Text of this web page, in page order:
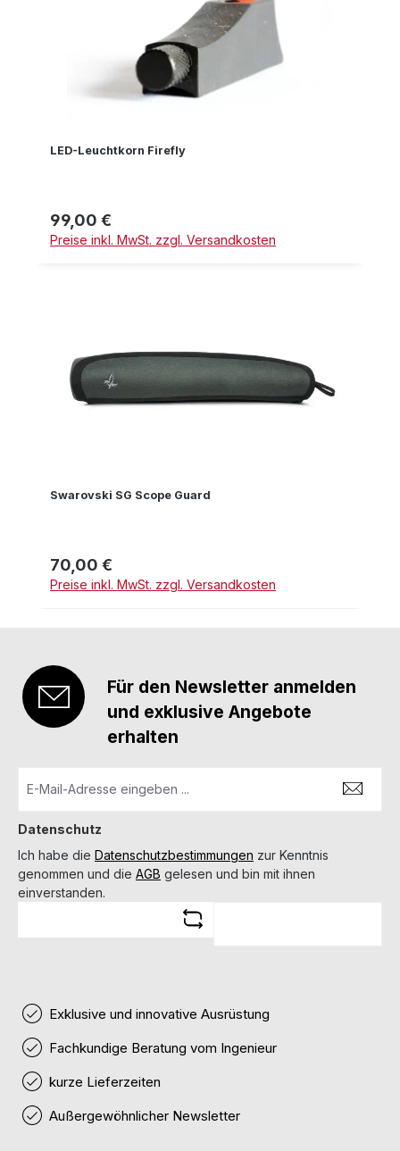
LED-Leuchtkorn Firefly
Regulärer Preis:
99,00 €
Preise inkl. MwSt. zzgl. Versandkosten
Swarovski SG Scope Guard
Regulärer Preis:
70,00 €
Preise inkl. MwSt. zzgl. Versandkosten
Für den Newsletter anmelden
und exklusive Angebote
erhalten
Datenschutz
Ich habe die Datenschutzbestimmungen zur Kenntnis
genommen und die AGB gelesen und bin mit ihnen
einverstanden.
Exklusive und innovative Ausrüstung
Fachkundige Beratung vom Ingenieur
kurze Lieferzeiten
Außergewöhnlicher Newsletter